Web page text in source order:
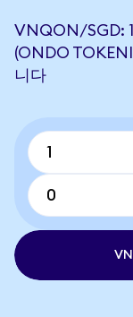
VNQON/SGD:
(ONDO
니다